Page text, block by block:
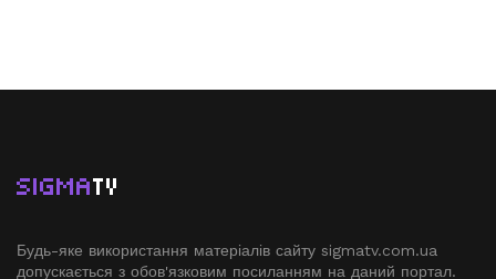
SIGMATV
Будь-яке використання матеріалів сайту sigmatv.com.ua
допускається з обов'язковим посиланням на даний портал.